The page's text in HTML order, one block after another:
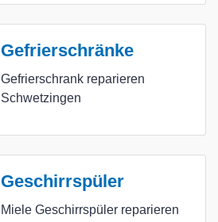
Gefrierschränke
Gefrierschrank reparieren
Schwetzingen
Geschirrspüler
Miele Geschirrspüler reparieren